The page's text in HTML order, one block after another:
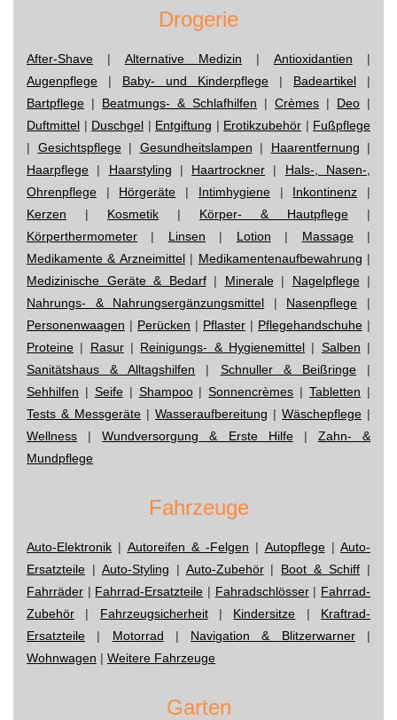
Drogerie
After-Shave | Alternative Medizin | Antioxidantien |
Augenpflege | Baby- und Kinderpflege | Badeartikel |
Bartpflege | Beatmungs- & Schlafhilfen | Crèmes | Deo |
Duftmittel | Duschgel | Entgiftung | Erotikzubehör | Fußpflege
| Gesichtspflege| Gesundheitslampen | Haarentfernung |
Haarpflege | Haarstyling | Haartrockner | Hals-, Nasen-,
Ohrenpflege | Hörgeräte | Intimhygiene| Inkontinenz |
Kerzen | Kosmetik | Körper- & Hautpflege |
Körperthermometer | Linsen | Lotion | Massage|
Medikamente & Arzneimittel| Medikamentenaufbewahrung |
Medizinische Geräte & Bedarf| Minerale| Nagelpflege|
Nahrungs- & Nahrungsergänzungsmittel | Nasenpflege |
Personenwaagen | Perücken | Pflaster | Pflegehandschuhe |
Proteine | Rasur| Reinigungs- & Hygienemittel | Salben |
Sanitätshaus & Alltagshilfen | Schnuller & Beißringe|
Sehhilfen | Seife| Shampoo|Sonnencrèmes |Tabletten |
Tests & Messgeräte | Wasseraufbereitung | Wäschepflege |
Wellness |Wundversorgung & Erste Hilfe| Zahn- &
Mundpflege
Fahrzeuge
Auto-Elektronik | Autoreifen & -Felgen | Autopflege| Auto-
Ersatzteile | Auto-Styling | Auto-Zubehör| Boot & Schiff |
Fahrräder | Fahrrad-Ersatzteile | Fahradschlösser| Fahrrad-
Zubehör | Fahrzeugsicherheit| Kindersitze | Kraftrad-
Ersatzteile | Motorrad | Navigation & Blitzerwarner|
Wohnwagen | Weitere Fahrzeuge
Garten